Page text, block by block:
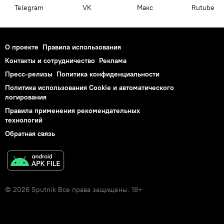
Telegram VK Макс Rutube
О проекте Правила использования
Контакты и сотрудничество Реклама
Пресс-релизы Политика конфиденциальности
Политика использования Cookie и автоматического
логирования
Правила применения рекомендательных
технологий
Обратная связь
© 2026 Sputnik Все права защищены. 18+